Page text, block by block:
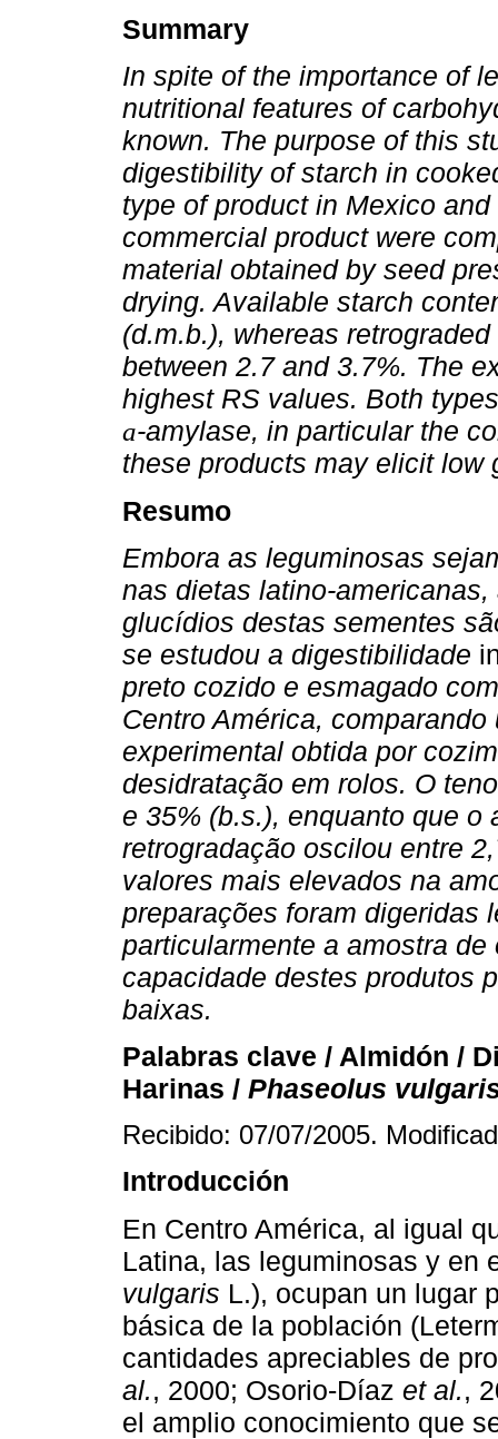
Summary
In spite of the importance of
nutritional features of
known. The purpose of this
digestibility of starch in
type of product in Mexico
commercial product were
material obtained by seed
drying. Available starch
(d.m.b.), whereas
between 2.7 and 3.7%. The
highest RS values. Both
a-amylase, in particular the
these products may elicit low
Resumo
Embora as leguminosas
nas dietas latino-
glucídios destas sementes
se estudou a digestibilidade
preto cozido e esmagado
Centro América,
experimental obtida por
desidratação em rolos. O
e 35% (b.s.), enquanto que o
retrogradação oscilou entre
valores mais elevados na
preparações foram digeridas
particularmente a amostra
capacidade destes produtos
baixas.
Palabras clave / Almidón /
Harinas / Phaseolus
Recibido: 07/07/2005.
Introducción
En Centro América, al igual
Latina, las leguminosas y en
vulgaris L.), ocupan un lugar
básica de la población
cantidades apreciables de
al., 2000; Osorio-Díaz et al.,
el amplio conocimiento que